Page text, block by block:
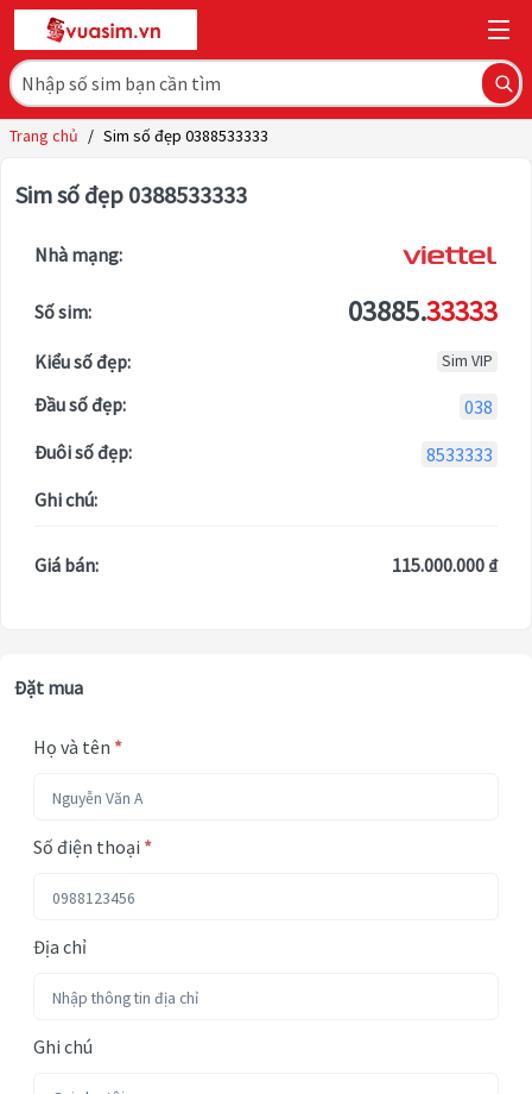
Trang chủ / Sim số đẹp 0388533333
Sim số đẹp 0388533333
Nhà mạng:
Số sim: 03885.33333
Kiểu số đẹp: Sim VIP
Đầu số đẹp:
038
Đuôi số đẹp:
8533333
Ghi chú:
Giá bán: 115.000.000 ₫
Đặt mua
Họ và tên *
Số điện thoại *
Địa chỉ
Ghi chú